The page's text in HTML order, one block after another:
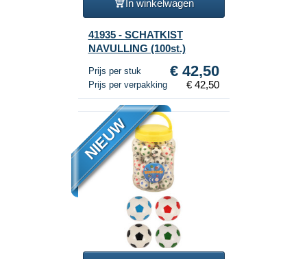
In winkelwagen
41935 - SCHATKIST
NAVULLING (100st.)
Prijs per stuk € 42,50
Prijs per verpakking € 42,50
NIEUW